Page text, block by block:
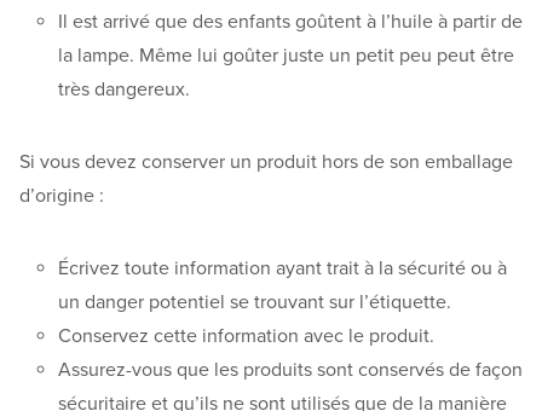
Il est arrivé que des enfants goûtent à l’huile à partir de
la lampe. Même lui goûter juste un petit peu peut être
très dangereux.
Si vous devez conserver un produit hors de son emballage
d’origine :
Écrivez toute information ayant trait à la sécurité ou à
un danger potentiel se trouvant sur l’étiquette.
Conservez cette information avec le produit.
Assurez-vous que les produits sont conservés de façon
sécuritaire et qu’ils ne sont utilisés que de la manière